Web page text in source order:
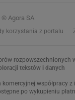
© Agora SA
korzystania z portalu
tekstów i danych
współpracy
po wykupieniu